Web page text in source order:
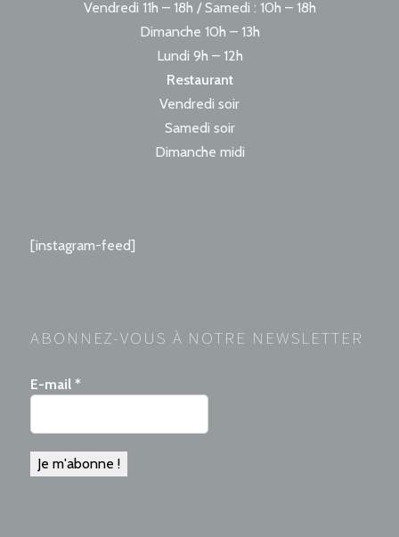
Vendredi 11h – 18h / Samedi : 10h – 18h
Dimanche 10h – 13h
Lundi 9h – 12h
Restaurant
Vendredi soir
Samedi soir
Dimanche midi
[instagram-feed]
ABONNEZ-VOUS À NOTRE NEWSLETTER
E-mail *